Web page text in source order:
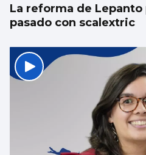
La reforma de Lepanto
pasado con scalextric